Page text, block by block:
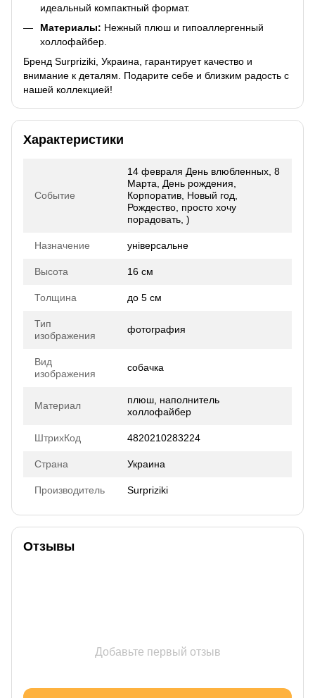
идеальный компактный формат.
Материалы: Нежный плюш и гипоаллергенный
холлофайбер.
Бренд Surpriziki, Украина, гарантирует качество и
внимание к деталям. Подарите себе и близким радость с
нашей коллекцией!
Характеристики
Событие
14 февраля День влюбленных, 8
Марта, День рождения,
Корпоратив, Новый год,
Рождество, просто хочу
порадовать, )
Назначение універсальне
Высота 16 см
Толщина до 5 см
Тип
изображения
фотография
Вид
изображения
собачка
Материал
плюш, наполнитель
холлофайбер
ШтрихКод 4820210283224
Страна Украина
Производитель Surpriziki
Отзывы
Добавьте первый отзыв